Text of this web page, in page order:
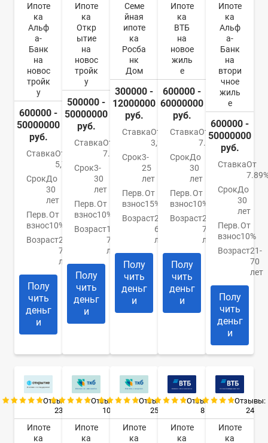
Ипоте
ка
Альф
а-
Банк
на
новос
тройк
у
600000 -
50000000
руб.
СтавкаОт
5,79%
СрокДо
30
лет
Перв.
взнос
От
10%
Возраст21-
70
лет
Полу
чить
деньг
и
Ипоте
ка
Откр
ытие
на
новос
тройк
у
500000 -
50000000
руб.
СтавкаОт
7.5%
Срок3-
30
лет
Перв.
взнос
От
10%
Возраст18-
70
лет
Полу
чить
деньг
и
Семе
йная
ипоте
ка
Росба
нк
Дом
300000 -
12000000
руб.
СтавкаОт
3,2%
Срок3-
25
лет
Перв.
взнос
От
15%
Возраст21-
65
лет
Полу
чить
деньг
и
Ипоте
ка
ВТБ
на
новое
жиль
е
600000 -
60000000
руб.
СтавкаОт
7.4%
СрокДо
30
лет
Перв.
взнос
От
10%
Возраст21-
75
лет
Полу
чить
деньг
и
Ипоте
ка
Альф
а-
Банк
на
втори
чное
жиль
е
600000 -
50000000
руб.
СтавкаОт
СрокДо
30
лет
Перв.
взнос
От
10%
Возраст21-
70
лет
Полу
чить
деньг
и
Отзывы:
23
Ипоте
ка
Отзывы:
10
Ипоте
ка
Отзывы:
25
Ипоте
ка
Отзывы:
8
Ипоте
ка
Отзывы:
24
Ипоте
ка